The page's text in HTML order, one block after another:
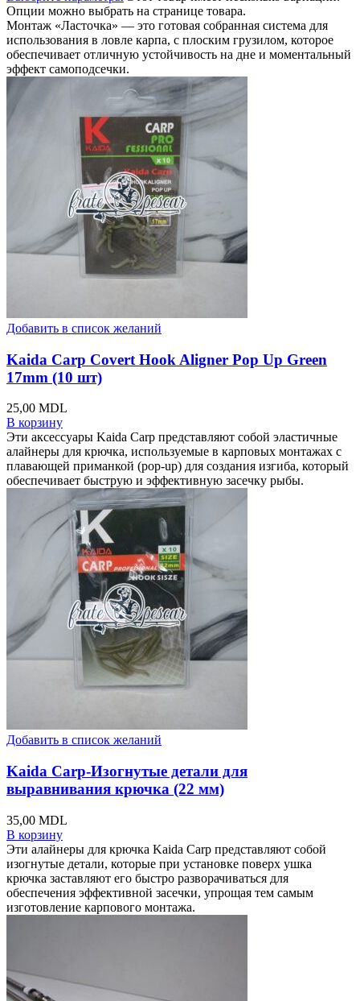
Опции можно выбрать на странице товара.
Монтаж «Ласточка» — это готовая собранная система для
использования в ловле карпа, с плоским грузилом, которое
обеспечивает отличную устойчивость на дне и моментальный
эффект самоподсечки.
Добавить в список желаний
Kaida Carp Covert Hook Aligner Pop Up Green
17mm (10 шт)
25,00 MDL
В корзину
Эти аксессуары Kaida Carp представляют собой эластичные
алайнеры для крючка, используемые в карповых монтажах с
плавающей приманкой (pop-up) для создания изгиба, который
обеспечивает быструю и эффективную засечку рыбы.
Добавить в список желаний
Kaida Carp-Изогнутые детали для
выравнивания крючка (22 мм)
35,00 MDL
В корзину
Эти алайнеры для крючка Kaida Carp представляют собой
изогнутые детали, которые при установке поверх ушка
крючка заставляют его быстро разворачиваться для
обеспечения эффективной засечки, упрощая тем самым
изготовление карпового монтажа.